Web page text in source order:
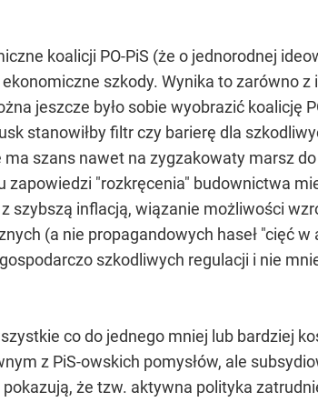
koalicji PO-PiS (że o jednorodnej
szkody. Wynika to zarówno z
jeszcze było sobie wyobrazić koalicję
stanowiłby filtr czy barierę dla
szans nawet na zygzakowaty marsz
"rozkręcenia" budownictwa
szybszą inflacją, wiązanie możliwości
(a nie propagandowych haseł "cięć
szkodliwych regulacji i nie
co do jednego mniej lub bardziej
z PiS-owskich pomysłów, ale
że tzw. aktywna polityka